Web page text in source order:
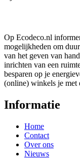
Op Ecodeco.nl
mogelijkheden om
van het geven van
inrichten van een
besparen op je
(online) winkels je met
Informatie
Home
Contact
Over ons
Nieuws